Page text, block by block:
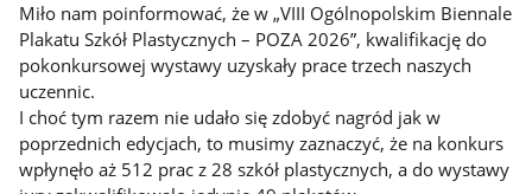
Miło nam poinformować, że w „VIII Ogólnopolskim Biennale
Plakatu Szkół Plastycznych – POZA 2026”, kwalifikację do
pokonkursowej wystawy uzyskały prace trzech naszych
uczennic.
I choć tym razem nie udało się zdobyć nagród jak w
poprzednich edycjach, to musimy zaznaczyć, że na konkurs
wpłynęło aż 512 prac z 28 szkół plastycznych, a do wystawy